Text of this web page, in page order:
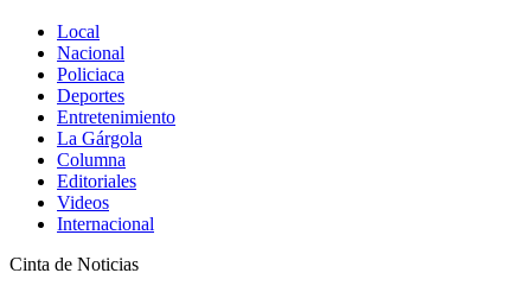
Local
Nacional
Policiaca
Deportes
Entretenimiento
La Gárgola
Columna
Editoriales
Videos
Internacional
Cinta de Noticias